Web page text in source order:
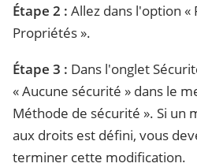
Étape 2 : Allez dans l'option «
Propriétés ».
Étape 3 : Dans l'onglet
« Aucune sécurité » dans le
Méthode de sécurité ». Si un
aux droits est défini, vous
terminer cette modification.